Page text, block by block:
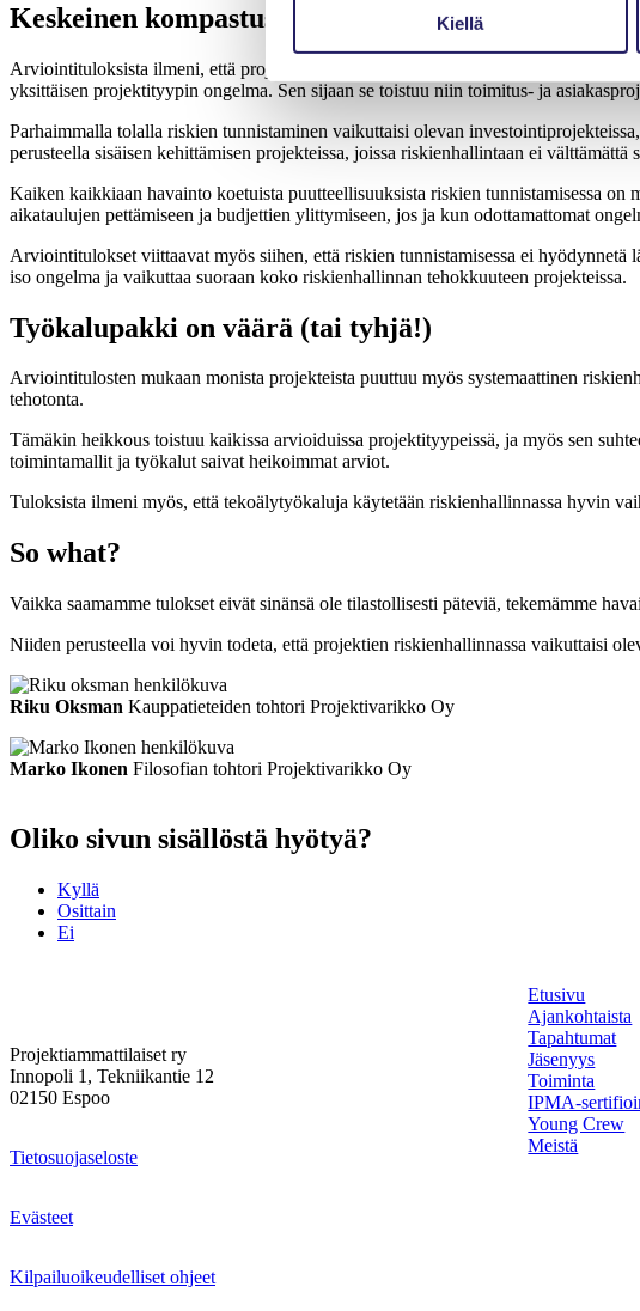
Kiellä
Keskeinen kompastuskivi on riskien tunnistaminen
Arviointituloksista ilmeni, että projektiammattilaiset kokevat nimenomaan riskien
yksittäisen projektityypin ongelma. Sen sijaan se toistuu niin toimitus- ja
Parhaimmalla tolalla riskien tunnistaminen vaikuttaisi olevan
perusteella sisäisen kehittämisen projekteissa, joissa riskienhallintaan ei
Kaiken kaikkiaan havainto koetuista puutteellisuuksista riskien tunnistamisessa
aikataulujen pettämiseen ja budjettien ylittymiseen, jos ja kun odottamattomat
Arviointitulokset viittaavat myös siihen, että riskien tunnistamisessa ei hyödynnetä
iso ongelma ja vaikuttaa suoraan koko riskienhallinnan tehokkuuteen projekteissa.
Työkalupakki on väärä (tai tyhjä!)
Arviointitulosten mukaan monista projekteista puuttuu myös systemaattinen
tehotonta.
Tämäkin heikkous toistuu kaikissa arvioiduissa projektityypeissä, ja myös sen
toimintamallit ja työkalut saivat heikoimmat arviot.
Tuloksista ilmeni myös, että tekoälytyökaluja käytetään riskienhallinnassa hyvin
So what?
Vaikka saamamme tulokset eivät sinänsä ole tilastollisesti päteviä, tekemämme
Niiden perusteella voi hyvin todeta, että projektien riskienhallinnassa vaikuttaisi
Riku Oksman Kauppatieteiden tohtori Projektivarikko Oy
Marko Ikonen Filosofian tohtori Projektivarikko Oy
Oliko sivun sisällöstä hyötyä?
Kyllä
Osittain
Ei
Projektiammattilaiset ry
Innopoli 1, Tekniikantie 12
02150 Espoo
Tietosuojaseloste
Evästeet
Kilpailuoikeudelliset ohjeet
Etusivu
Ajankohtaista
Tapahtumat
Jäsenyys
Toiminta
IPMA-
Young Crew
Meistä